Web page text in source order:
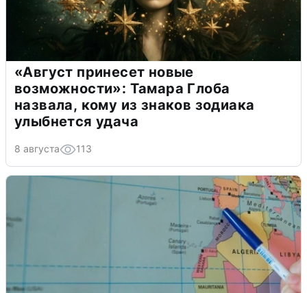
«Август принесет новые
возможности»: Тамара Глоба
назвала, кому из знаков зодиака
улыбнется удача
8 августа 113